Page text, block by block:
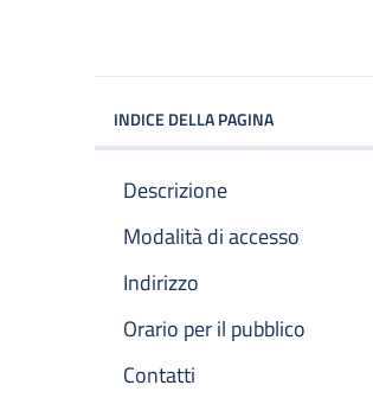
INDICE DELLA PAGINA
Descrizione
Modalità di accesso
Indirizzo
Orario per il pubblico
Contatti